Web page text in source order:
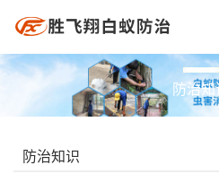
防治知
防治知识